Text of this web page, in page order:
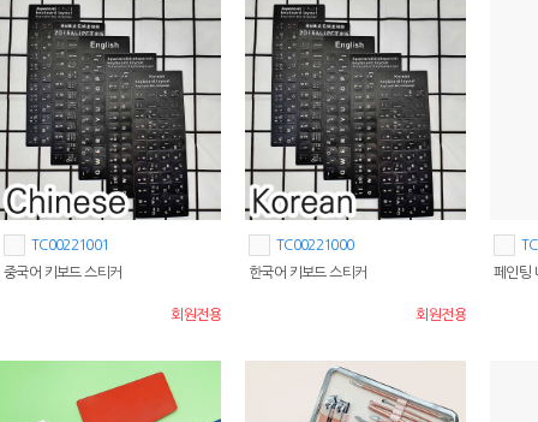
TC00221001
중국어 키보드 스티커
회원전용
TC00221000
한국어 키보드 스티커
회원전용
페인팅